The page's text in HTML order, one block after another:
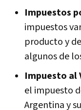
Impuestos
impuestos
producto y
algunos de
Impuesto al
el impuesto
Argentina y